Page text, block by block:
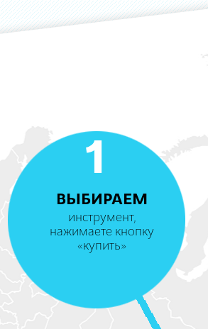
1
ВЫБИРАЕМ
инструмент,
нажимаете кнопку
«купить»